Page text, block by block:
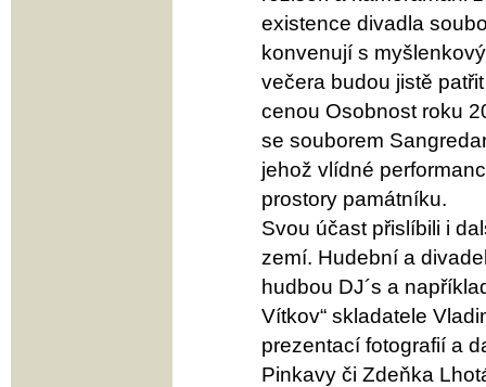
existence divadla
konvenují s
večera budou jistě
cenou Osobnost roku
se souborem
jehož vlídné
prostory památníku.
Svou účast přislíbili i
zemí. Hudební a
hudbou DJ´s a
Vítkov“ skladatele
prezentací fotografií a
Pinkavy či Zdeňka